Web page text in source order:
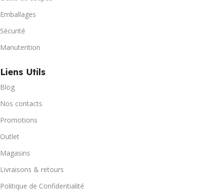
Emballages
Sécurité
Manutention
Liens Utils
Blog
Nos contacts
Promotions
Outlet
Magasins
Livraisons & retours
Politique de Confidentialité